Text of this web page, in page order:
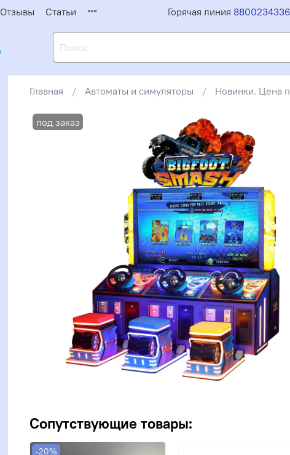
Отзывы Статьи Горячая линия
Главная Автоматы и симуляторы Новинки. Цена
Сопутствующие товары:
-20%